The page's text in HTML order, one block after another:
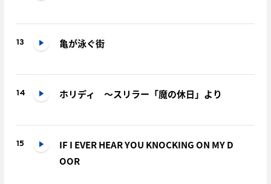
13 亀が泳ぐ街
14 ホリディ ～スリラー「魔の休日」より
15
IF I EVER HEAR YOU KNOCKING ON MY D
OOR